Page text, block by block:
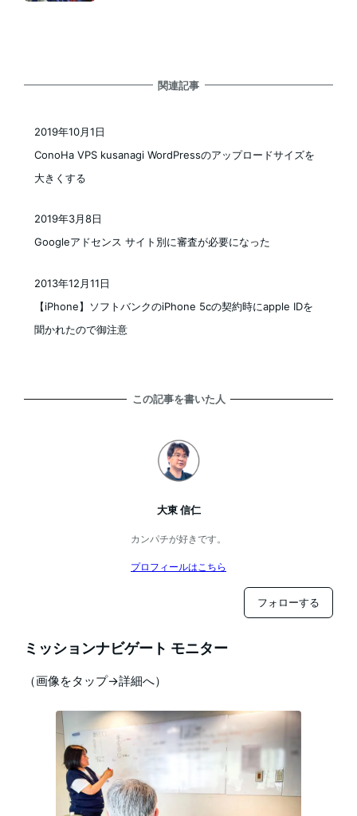
関連記事
ConoHa VPS kusanagi WordPressのアップロードサイズを
大きくする
投稿日
2019年10月1日
Googleアドセンス サイト別に審査が必要になった
2019年3月8日
【iPhone】ソフトバンクのiPhone 5cの契約時にapple IDを
聞かれたので御注意
2013年12月11日
この記事を書いた人
大東 信仁
カンパチが好きです。
プロフィールはこちら
フォローする
ミッションナビゲート モニター
（画像をタップ→詳細へ）